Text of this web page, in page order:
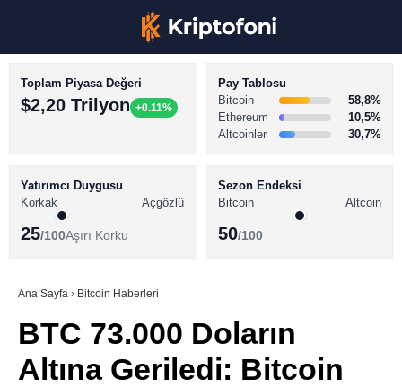
Youtube
TikTok
BİTCOİN HABERLERİ
ALTCOİN HABERLERİ
SÖZLÜK
Toplam Piyasa Değeri
$2,20 Trilyon +0.11%
Pay Tablosu
Bitcoin
58,8%
Ethereum
10,5%
Altcoinler
30,7%
Yatırımcı Duygusu
Korkak
Açgözlü
25/100Aşırı Korku
Sezon Endeksi
Bitcoin
Altcoin
50/100
Ana Sayfa › Bitcoin Haberleri
BTC 73.000 Doların
Altına Geriledi: Bitcoin